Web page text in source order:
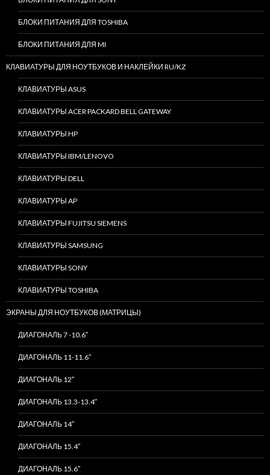
БЛОКИ ПИТАНИЯ ДЛЯ TOSHIBA
БЛОКИ ПИТАНИЯ ДЛЯ MI
КЛАВИАТУРЫ ДЛЯ НОУТБУКОВ И НАКЛЕЙКИ RU/KZ
КЛАВИАТУРЫ ASUS
КЛАВИАТУРЫ ACER PACKARD BELL GATEWAY
КЛАВИАТУРЫ HP
КЛАВИАТУРЫ IBM/LENOVO
КЛАВИАТУРЫ DELL
КЛАВИАТУРЫ AP
КЛАВИАТУРЫ FUJITSU SIEMENS
КЛАВИАТУРЫ SAMSUNG
КЛАВИАТУРЫ SONY
КЛАВИАТУРЫ TOSHIBA
ЭКРАНЫ ДЛЯ НОУТБУКОВ (МАТРИЦЫ)
ДИАГОНАЛЬ 7 -10.6″
ДИАГОНАЛЬ 11-11.6″
ДИАГОНАЛЬ 12″
ДИАГОНАЛЬ 13.3-13.4″
ДИАГОНАЛЬ 14″
ДИАГОНАЛЬ 15.4″
ДИАГОНАЛЬ 15.6″